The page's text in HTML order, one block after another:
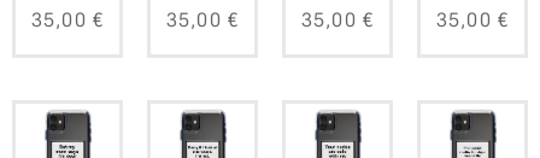
35,00 € 35,00 € 35,00 € 35,00 €